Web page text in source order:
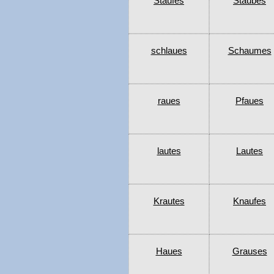
schlaues Schaumes
raues Pfaues
lautes Lautes
Krautes Knaufes
Haues Grauses